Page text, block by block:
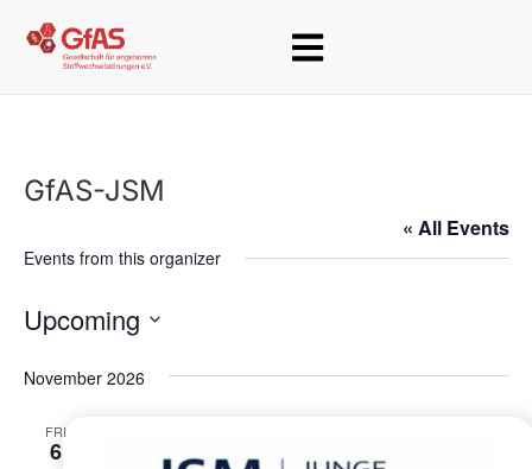
GfAS-JSM
« All Events
Events from this organizer
Upcoming
e
November 2026
FRI
6